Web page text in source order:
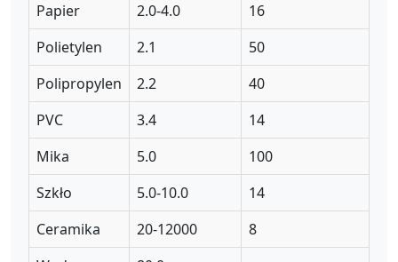
Papier
2.0-4.0
16
Polietylen
2.1
50
Polipropylen
2.2
40
PVC
3.4
14
Mika
5.0
100
Szkło
5.0-10.0
14
Ceramika
20-12000
8